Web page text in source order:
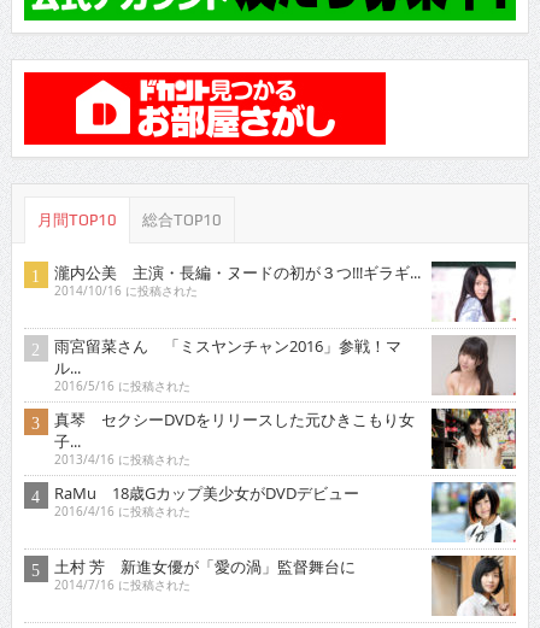
月間TOP10 総合TOP10
瀧内公美 主演・長編・ヌードの初が３つ!!!ギラギ...
2014/10/16 に投稿された
雨宮留菜さん 「ミスヤンチャン2016」参戦！マ
ル...
2016/5/16 に投稿された
真琴 セクシーDVDをリリースした元ひきこもり女
子...
2013/4/16 に投稿された
RaMu 18歳Gカップ美少女がDVDデビュー
2016/4/16 に投稿された
土村 芳 新進女優が「愛の渦」監督舞台に
2014/7/16 に投稿された